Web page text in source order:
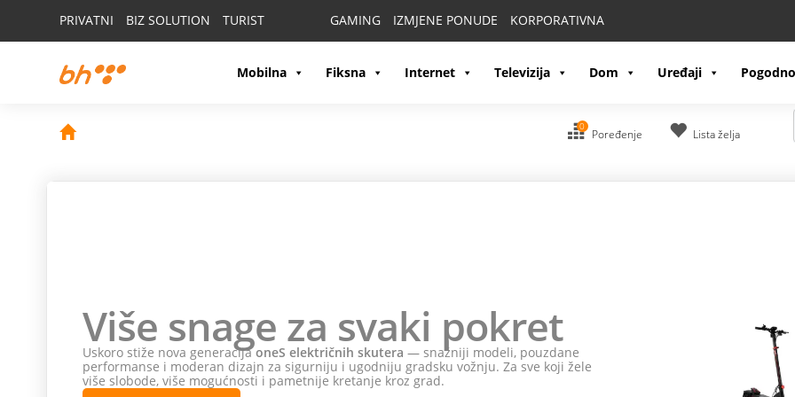
PRIVATNI BIZ SOLUTION TURIST GAMING IZMJENE PONUDE KORPORATIVNA
Mobilna Fiksna Internet Televizija Dom Uređaji
0
Poređenje Lista želja
Više snage za svaki pokret
Uskoro stiže nova generacijaoneS električnih skutera — snažniji modeli, pouzdane
performanse i moderan dizajn za sigurniju i ugodniju gradsku vožnju. Za sve koji žele
više slobode, više mogućnosti i pametnije kretanje kroz grad.